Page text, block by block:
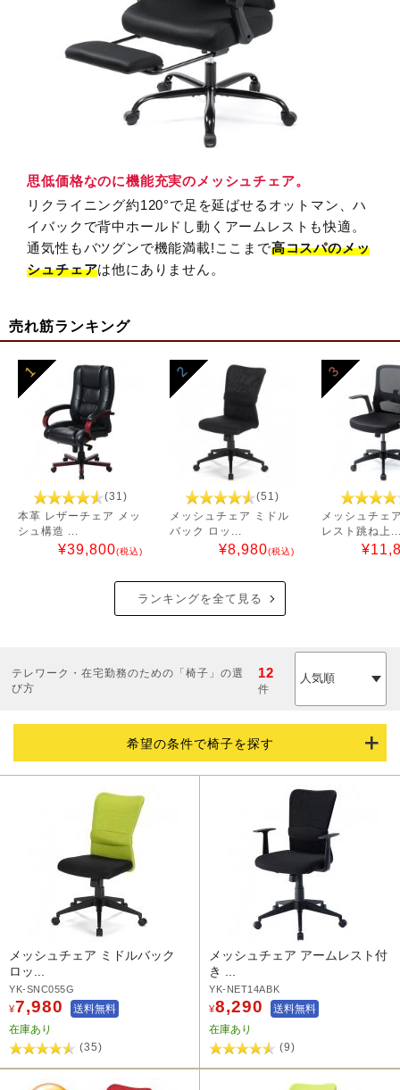
思低価格なのに機能充実のメッシュチェア。
リクライニング約120°で足を延ばせるオットマン、ハ
イバックで背中ホールドし動くアームレストも快適。
通気性もバツグンで機能満載!ここまで高コスパのメッ
シュチェアは他にありません。
売れ筋ランキング
1
(31)
本革 レザーチェア メッ
シュ構造 ...
¥39,800(税込)
2
(51)
メッシュチェア ミドル
バック ロッ...
¥8,980(税込)
3
メッシュチェ
レスト跳ね上
¥
ランキングを全て見る
テレワーク・在宅勤務のための「椅子」の選
び方
12
件
希望の条件で椅子を探す
メッシュチェア ミドルバック
ロッ...
YK-SNC055G
¥7,980
送料無料
在庫あり
(35)
メッシュチェア アームレスト付
き ...
YK-NET14ABK
¥8,290
送料無料
在庫あり
(9)